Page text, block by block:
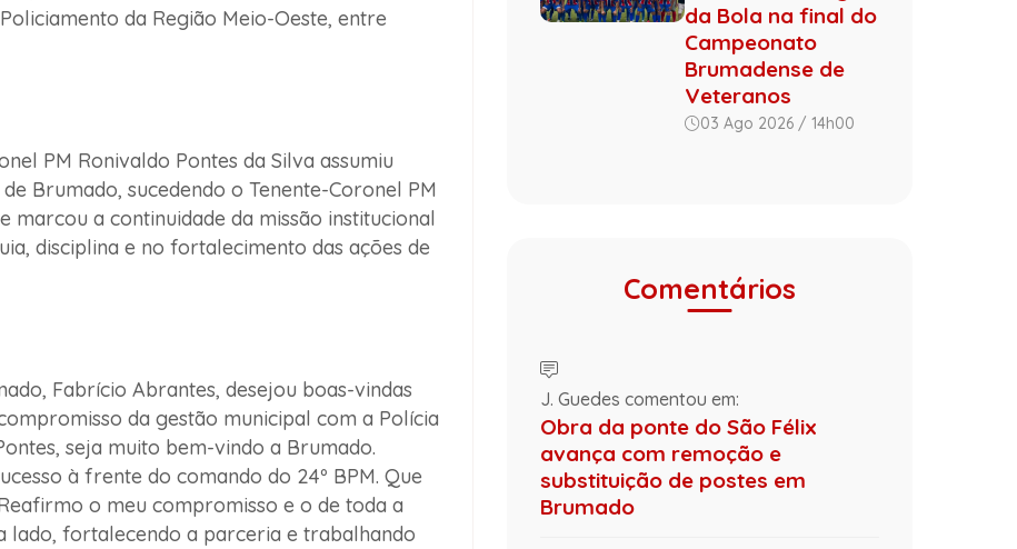
da Região Meio-Oeste, entre
PM Ronivaldo Pontes da Silva assumiu
Brumado, sucedendo o Tenente-Coronel PM
marcou a continuidade da missão institucional
disciplina e no fortalecimento das ações de
Fabrício Abrantes, desejou boas-vindas
da gestão municipal com a Polícia
seja muito bem-vindo a Brumado.
à frente do comando do 24º BPM. Que
o meu compromisso e o de toda a
lado, fortalecendo a parceria e trabalhando
da Bola na final do
Campeonato
Brumadense de
Veteranos
03 Ago 2026 / 14h00
Comentários
J. Guedes comentou em:
Obra da ponte do São Félix
avança com remoção e
substituição de postes em
Brumado